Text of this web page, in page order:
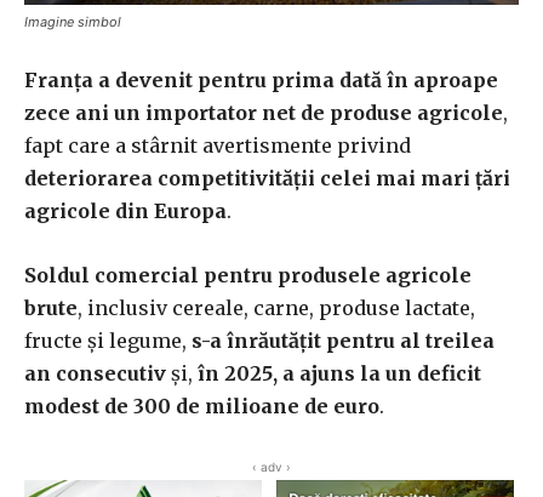
Imagine simbol
Franța a devenit pentru prima dată în aproape
zece ani un importator net de produse agricole,
fapt care a stârnit avertismente privind
deteriorarea competitivității celei mai mari țări
agricole din Europa.
Soldul comercial pentru produsele agricole
brute, inclusiv cereale, carne, produse lactate,
fructe și legume, s-a înrăutățit pentru al treilea
an consecutiv și, în 2025, a ajuns la un deficit
modest de 300 de milioane de euro.
‹ adv ›